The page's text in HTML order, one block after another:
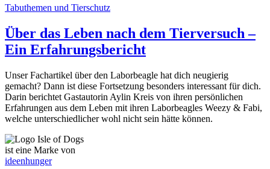
Tabuthemen und Tierschutz
Über das Leben nach dem Tierversuch –
Ein Erfahrungsbericht
Unser Fachartikel über den Laborbeagle hat dich neugierig
gemacht? Dann ist diese Fortsetzung besonders interessant für dich.
Darin berichtet Gastautorin Aylin Kreis von ihren persönlichen
Erfahrungen aus dem Leben mit ihren Laborbeagles Weezy & Fabi,
welche unterschiedlicher wohl nicht sein hätte können.
ist eine Marke von
ideenhunger